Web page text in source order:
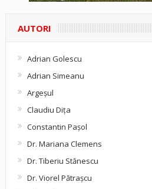
AUTORI
Adrian Golescu
Adrian Simeanu
Argeşul
Claudiu Diţa
Constantin Pașol
Dr. Mariana Clemens
Dr. Tiberiu Stănescu
Dr. Viorel Pătraşcu